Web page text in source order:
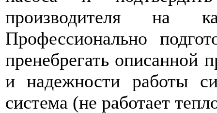
производителя на
Профессионально
пренебрегать описанной
и надежности работы
система (не работает